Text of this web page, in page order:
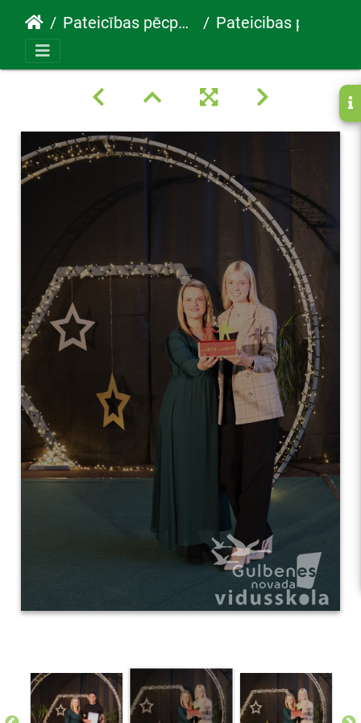
Pateicības pēcpusdiena 2023 Pateicibas pecpusdiena 67